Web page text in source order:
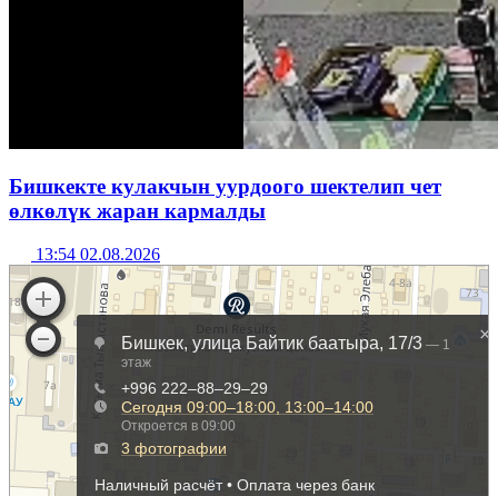
Бишкекте кулакчын уурдоого шектелип чет
өлкөлүк жаран кармалды
13:54 02.08.2026